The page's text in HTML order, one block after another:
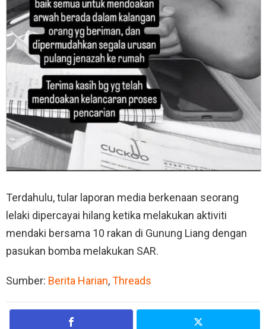
Terdahulu, tular laporan media berkenaan seorang
lelaki dipercayai hilang ketika melakukan aktiviti
mendaki bersama 10 rakan di Gunung Liang dengan
pasukan bomba melakukan SAR.
Sumber: Berita Harian,Threads